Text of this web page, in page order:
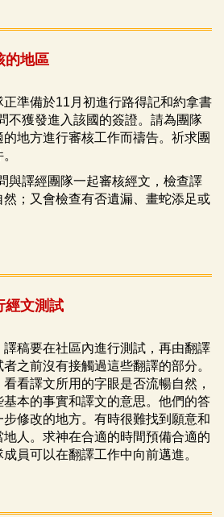
的地區
準備於11月初進行路得記和約拿書
不獲發進入該國的簽證。請為團隊
地方進行審核工作而禱告。祈求團
與譯經團隊一起審核經文，檢查譯
；又會檢查有否遺漏、畫蛇添足或
經文測試
稿要在社區內進行測試，再由翻譯
之前沒有接觸過這些翻譯的部分。
看譯文所用的字眼是否流暢自然，
本的事實和譯文的意思。他們的答
修改的地方。有時很難找到願意和
人。求神在合適的時間預備合適的
員可以在翻譯工作中向前邁進。